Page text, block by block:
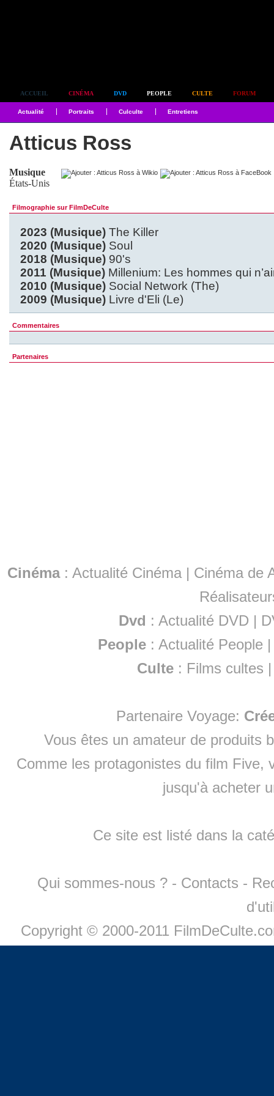
ACCUEIL CINÉMA DVD PEOPLE CULTE FORUM
Actualité Portraits Culculte Entretiens
Atticus Ross
Musique
États-Unis
Filmographie sur FilmDeCulte
2023 (Musique) The Killer
2020 (Musique) Soul
2018 (Musique) 90's
2011 (Musique) Millenium: Les hommes qui
2010 (Musique) Social Network (The)
2009 (Musique) Livre d'Eli (Le)
Commentaires
Partenaires
Cinéma: Actualité Cinéma | Cinéma de
Dvd : Actualité DVD |
People :Actualité People
Culte : Films cultes
Partenaire Voyage:
Vous êtes un amateur de produits
Comme les protagonistes du film Five,
jusqu'à acheter
Ce site est listé dans la
Qui sommes-nous ? - Contacts -
Copyright © 2000-2011